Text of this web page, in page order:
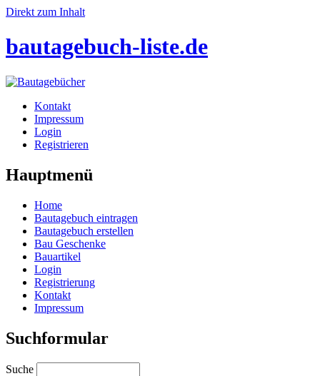
Direkt zum Inhalt
bautagebuch-liste.de
Kontakt
Impressum
Login
Registrieren
Hauptmenü
Home
Bautagebuch eintragen
Bautagebuch erstellen
Bau Geschenke
Bauartikel
Login
Registrierung
Kontakt
Impressum
Suchformular
Suche